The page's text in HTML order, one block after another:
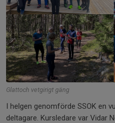
Glattoch vetgirigt gäng
I helgen genomförde SSOK en
deltagare. Kursledare var Vidar